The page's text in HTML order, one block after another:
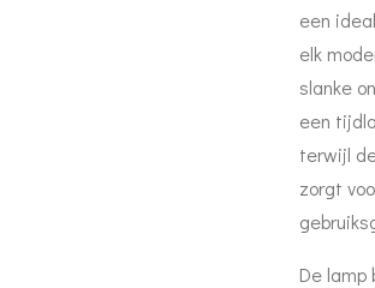
een
elk
slanke
een
terwijl
zorgt
De lamp